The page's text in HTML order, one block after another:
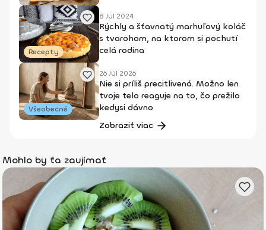
Recepty
8 Júl 2024
Rýchly a šťavnatý marhuľový koláč
s tvarohom, na ktorom si pochutí
celá rodina
Všeobecné
26 Júl 2026
Nie si príliš precitlivená. Možno len
tvoje telo reaguje na to, čo prežilo
kedysi dávno
Zobraziť viac
Mohlo by ťa zaujímať